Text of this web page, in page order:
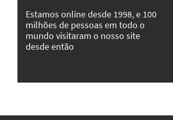
Estamos online desde 1998, e 100
milhões de pessoas em todo o
mundo visitaram o nosso site
desde então